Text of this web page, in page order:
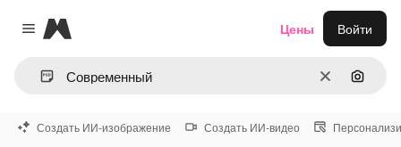
Close menu
Magnific
ОчиститьПоиск
Цены Войти
Создать ИИ-изображение Создать ИИ-видео